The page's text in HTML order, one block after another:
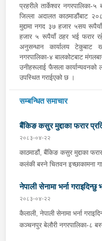
प्रहरीले तार्केश्‍वर नगरपालिका-
जिल्ला अदालत काठमाडौंबाट
मुद्दामा नगद ३७ हजार ५सय
हजार ५ रूपैयाँ ठहर भई फरार
अनुसन्धान कार्यालय टेकुबाट
नगरपालिका-४ बालकोटबाट
उनीहरूलाई फैसला कार्यान्यवनको
उपस्थित गराईएको छ ।
सम्बन्धित समाचार
बैंकिङ कसुर मुद्दाका फरार
२०८३-०४-२२
काठमाडौं, बैंकिङ कसुर मुद्दाका
कलंकी बस्ने चितवन इच्छाकामना
काठमाडौंको २०८२ असार १०
९० रूपैयाँ जरिवाना, ५ दिन कैद र
पीडित राहत कोषमा जम्मा गराउने
उपत्यका अपराध अनुसन्धान
नेपाली सेनामा भर्ना गराइदिन्छु
२०८३-०४-२२
कैलाली, नेपाली सेनामा भर्ना
कञ्चनपुर बेलौरी नगरपालिका-८